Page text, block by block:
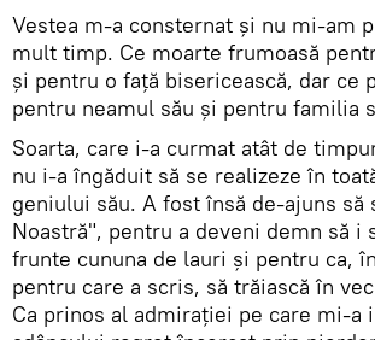
Vestea m-a consternat şi nu mi-am
mult timp. Ce moarte frumoasă
şi pentru o faţă bisericească, dar ce
pentru neamul său şi pentru familia
Soarta, care i-a curmat atât de
nu i-a îngăduit să se realizeze în
geniului său. A fost însă de-ajuns să
Noastră", pentru a deveni demn să i
frunte cununa de lauri şi pentru ca,
pentru care a scris, să trăiască în
Ca prinos al admiraţiei pe care mi-a